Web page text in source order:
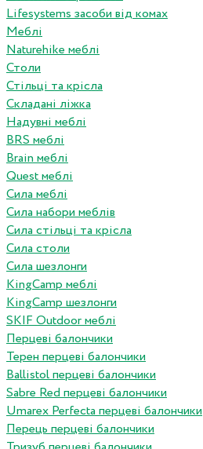
Lifesystems засоби від комах
Меблі
Naturehike меблі
Столи
Стільці та крісла
Складані ліжка
Надувні меблі
BRS меблі
Brain меблі
Quest меблі
Сила меблі
Сила набори меблів
Сила стільці та крісла
Сила столи
Сила шезлонги
KingCamp меблі
KingCamp шезлонги
SKIF Outdoor меблі
Перцеві балончики
Терен перцеві балончики
Ballistol перцеві балончики
Sabre Red перцеві балончики
Umarex Perfecta перцеві балончики
Перець перцеві балончики